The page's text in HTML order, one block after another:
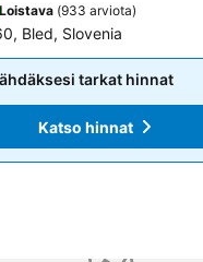
Loistava (933 arviota)
Bled, Slovenia
tarkat hinnat
Katso hinnat
tarkat hinnat
Katso hinnat